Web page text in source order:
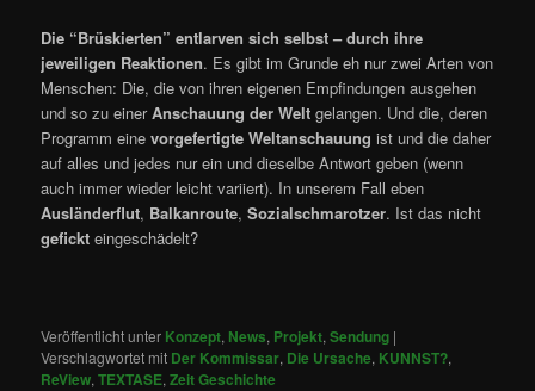
Die “Brüskierten” entlarven sich selbst – durch ihre
jeweiligen Reaktionen. Es gibt im Grunde eh nur zwei Arten von
Menschen: Die, die von ihren eigenen Empfindungen ausgehen
und so zu einerAnschauung der Welt gelangen. Und die, deren
Programm einevorgefertigte Weltanschauung ist und die daher
auf alles und jedes nur ein und dieselbe Antwort geben (wenn
auch immer wieder leicht variiert). In unserem Fall eben
Ausländerflut, Balkanroute,Sozialschmarotzer. Ist das nicht
gefickt eingeschädelt?
Veröffentlicht unter Konzept, News, Projekt,Sendung |
Verschlagwortet mit Der Kommissar, Die Ursache, KUNNST?,
ReView,TEXTASE,Zeit Geschichte